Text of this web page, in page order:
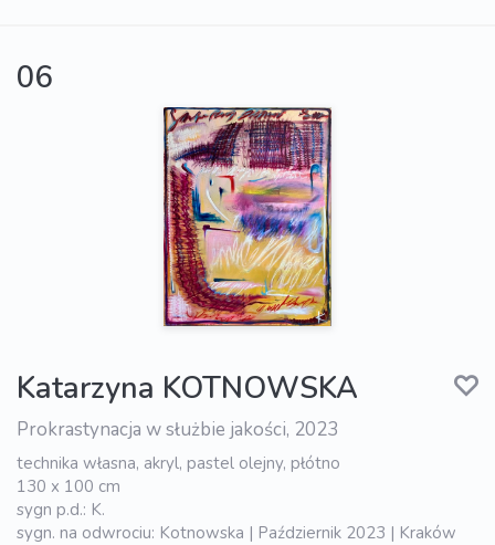
06
Katarzyna KOTNOWSKA
Prokrastynacja w służbie jakości, 2023
technika własna, akryl, pastel olejny, płótno
130 x 100 cm
sygn p.d.: K.
sygn. na odwrociu: Kotnowska | Październik 2023 | Kraków